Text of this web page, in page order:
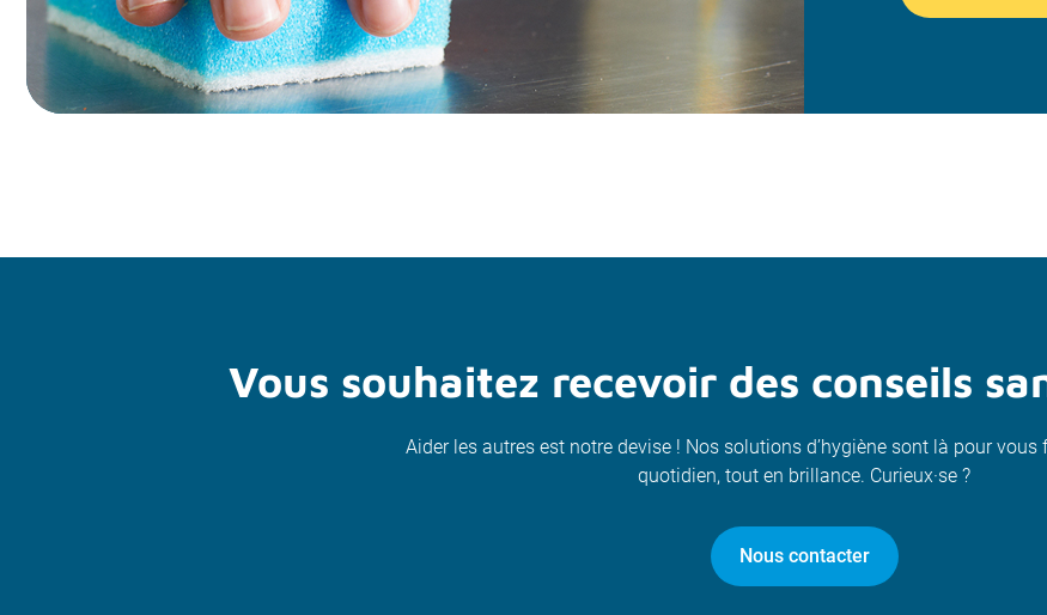
Vous souhaitez recevoir des conseils
Aider les autres est notre devise ! Nos solutions d’hygiène sont là pour
quotidien, tout en brillance. Curieux·se ?
Nous contacter